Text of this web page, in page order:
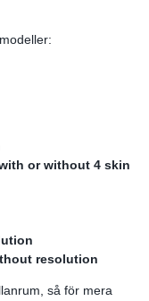
or without 4 skin
resolution
så för mera